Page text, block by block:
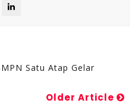
Satu Atap Gelar
Older Article